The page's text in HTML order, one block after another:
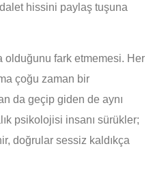
hissini paylaş tuşuna
olduğunu fark etmemesi. Her
çoğu zaman bir
da geçip giden de aynı
psikolojisi insanı sürükler;
doğrular sessiz kaldıkça